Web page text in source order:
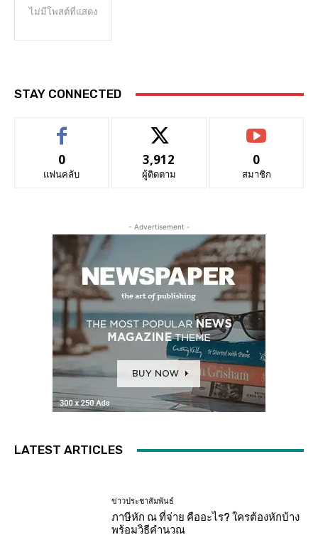
ไม่มีโพสต์ที่แสดง
STAY CONNECTED
0
แฟนคลับ
3,912
ผู้ติดตาม
0
สมาชิก
- Advertisement -
LATEST ARTICLES
ข่าวประชาสัมพันธ์
ภาษีหัก ณ ที่จ่าย คืออะไร? ใครต้องหักบ้าง
พร้อมวิธีคำนวณ